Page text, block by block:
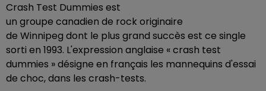
Crash Test Dummies est
un groupe canadien de rock originaire
de Winnipeg dont le plus grand succès est ce single
sorti en 1993. L'expression anglaise « crash test
dummies » désigne en français les mannequins d'essai
de choc, dans les crash-tests.